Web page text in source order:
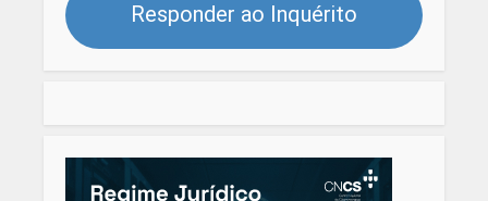
Responder ao Inquérito